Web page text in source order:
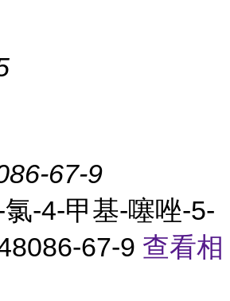
67-9
-4-甲基-噻唑-5-
67-9 查看相